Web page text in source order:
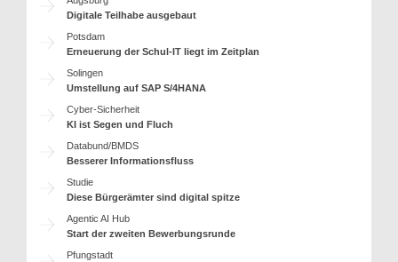
Digitale Teilhabe ausgebaut
Potsdam
Erneuerung der Schul-IT liegt im Zeitplan
Solingen
Umstellung auf SAP S/4HANA
Cyber-Sicherheit
KI ist Segen und Fluch
Databund/BMDS
Besserer Informationsfluss
Studie
Diese Bürgerämter sind digital spitze
Agentic AI Hub
Start der zweiten Bewerbungsrunde
Pfungstadt